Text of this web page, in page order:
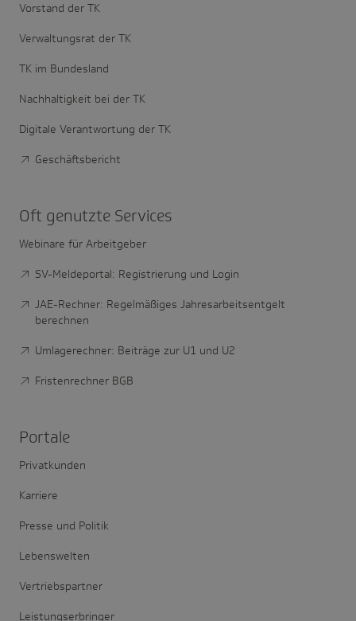
Vorstand der TK
Verwaltungsrat der TK
TK im Bundesland
Nachhaltigkeit bei der TK
Digitale Verantwortung der TK
Geschäftsbericht
Oft genutzte Services
Webinare für Arbeitgeber
SV-Meldeportal: Registrierung und Login
JAE-Rechner: Regelmäßiges Jahresarbeitsentgelt
berechnen
Umlagerechner: Beiträge zur U1 und U2
Fristenrechner BGB
Portale
Privatkunden
Karriere
Presse und Politik
Lebenswelten
Vertriebspartner
Leistungserbringer